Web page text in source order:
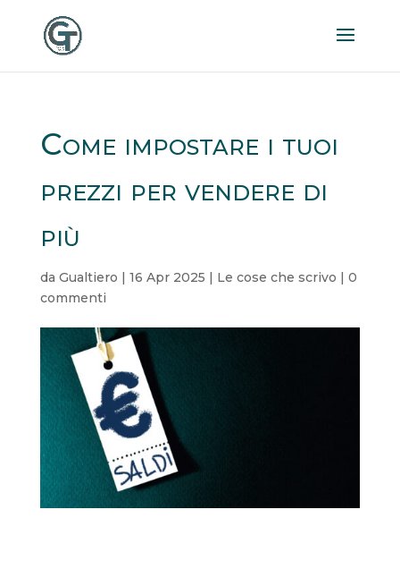
Come impostare i tuoi
prezzi per vendere di
più
da Gualtiero | 16 Apr 2025 | Le cose che scrivo | 0
commenti